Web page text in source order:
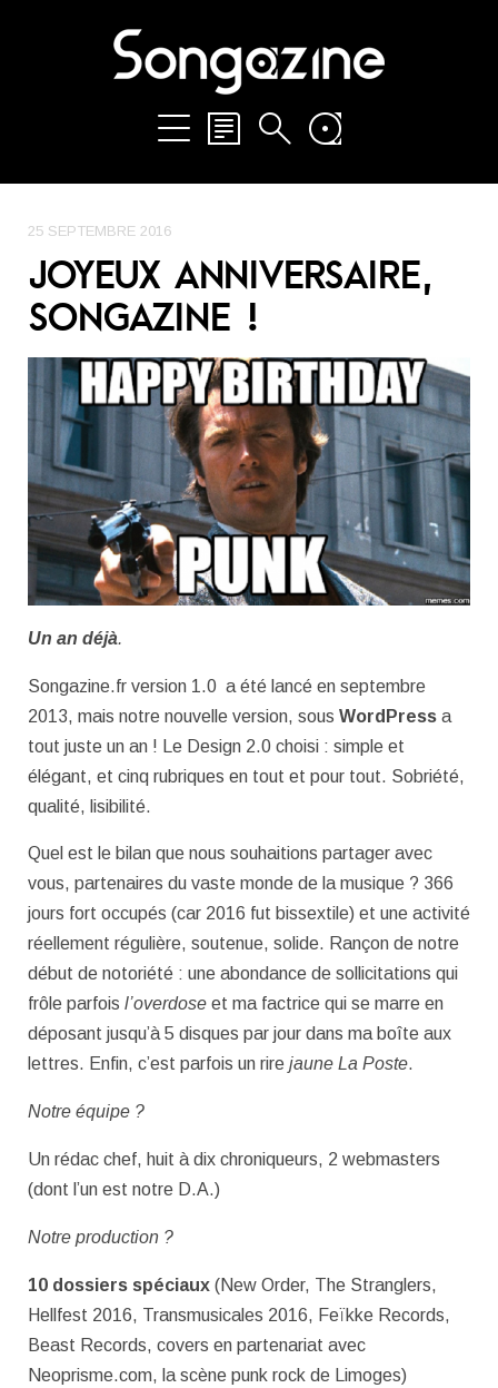
25 SEPTEMBRE 2016
JOYEUX ANNIVERSAIRE,
SONGAZINE !
Un an déjà.
Songazine.fr version 1.0 a été lancé en septembre
2013, mais notre nouvelle version, sous WordPress a
tout juste un an ! Le Design 2.0 choisi : simple et
élégant, et cinq rubriques en tout et pour tout. Sobriété,
qualité, lisibilité.
Quel est le bilan que nous souhaitions partager avec
vous, partenaires du vaste monde de la musique ? 366
jours fort occupés (car 2016 fut bissextile) et une activité
réellement régulière, soutenue, solide. Rançon de notre
début de notoriété : une abondance de sollicitations qui
frôle parfois l’overdose et ma factrice qui se marre en
déposant jusqu’à 5 disques par jour dans ma boîte aux
lettres. Enfin, c’est parfois un rire jaune La Poste.
Notre équipe ?
Un rédac chef, huit à dix chroniqueurs, 2 webmasters
(dont l’un est notre D.A.)
Notre production ?
10 dossiers spéciaux (New Order, The Stranglers,
Hellfest 2016, Transmusicales 2016, Feïkke Records,
Beast Records, covers en partenariat avec
Neoprisme.com, la scène punk rock de Limoges)